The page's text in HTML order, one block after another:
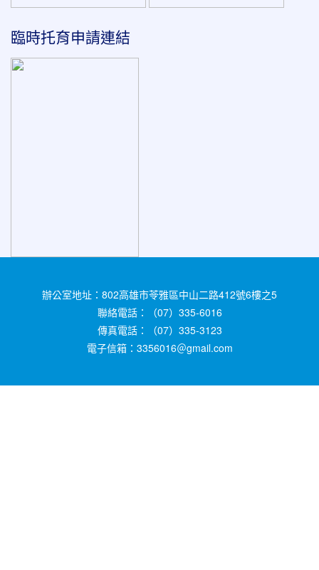
臨時托育申請連結
辦公室地址：802高雄市苓雅區中山二路412號6樓之5
聯絡電話：（07）335-6016
傳真電話：（07）335-3123
電子信箱：3356016＠gmail.com